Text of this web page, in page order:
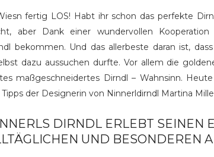
fertig LOS! Habt ihr schon das perfekte
aber Dank einer wundervollen
bekommen. Und das allerbeste daran ist,
dazu aussuchen durfte. Vor allem die
maßgeschneidertes Dirndl – Wahnsinn.
Tipps der Designerin von Ninnerldirndl Martina
DIRNDL ERLEBT SEINEN
UND BESONDEREN